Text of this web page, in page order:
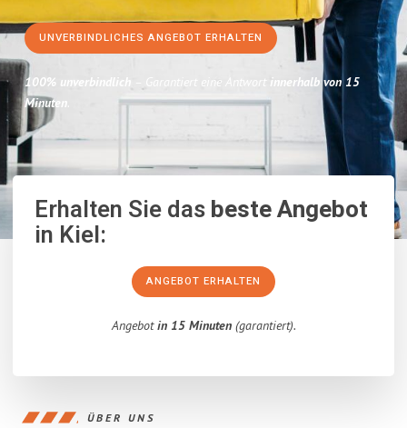
UNVERBINDLICHES ANGEBOT ERHALTEN
100% unverbindlich – Garantiert eine Antwort innerhalb von 15
Minuten.
Erhalten Sie dasbeste Angebot
in Kiel:
ANGEBOT ERHALTEN
Angebotin 15 Minuten(garantiert).
ÜBER UNS